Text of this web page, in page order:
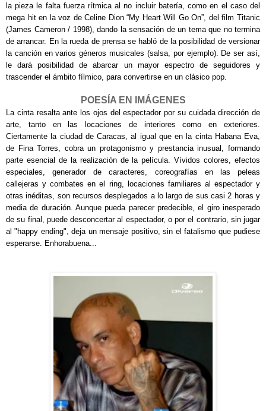
la pieza le falta fuerza rítmica al no incluir batería, como en el caso del
mega hit en la voz de Celine Dion “My Heart Will Go On”, del film Titanic
(James Cameron / 1998), dando la sensación de un tema que no termina
de arrancar. En la rueda de prensa se habló de la posibilidad de versionar
la canción en varios géneros musicales (salsa, por ejemplo). De ser así,
le dará posibilidad de abarcar un mayor espectro de seguidores y
trascender el ámbito fílmico, para convertirse en un clásico pop.
POESÍA EN IMÁGENES
La cinta resalta ante los ojos del espectador por su cuidada dirección de
arte, tanto en las locaciones de interiores como en exteriores.
Ciertamente la ciudad de Caracas, al igual que en la cinta Habana Eva,
de Fina Torres, cobra un protagonismo y prestancia inusual, formando
parte esencial de la realización de la película. Vívidos colores, efectos
especiales, generador de caracteres, coreografías en las peleas
callejeras y combates en el ring, locaciones familiares al espectador y
otras inéditas, son recursos desplegados a lo largo de sus casi 2 horas y
media de duración. Aunque pueda parecer predecible, el giro inesperado
de su final, puede desconcertaral espectador, o por el contrario, sin jugar
al "happy ending", deja un mensaje positivo, sin el fatalismo que pudiese
esperarse. Enhorabuena...